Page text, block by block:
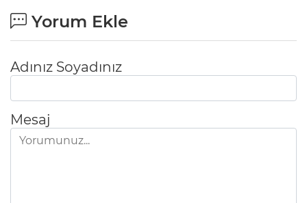
Yorum Ekle
Adınız Soyadınız
Mesaj